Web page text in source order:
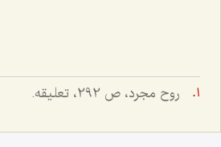
روح مجرد، ص 292، تعلیقه.